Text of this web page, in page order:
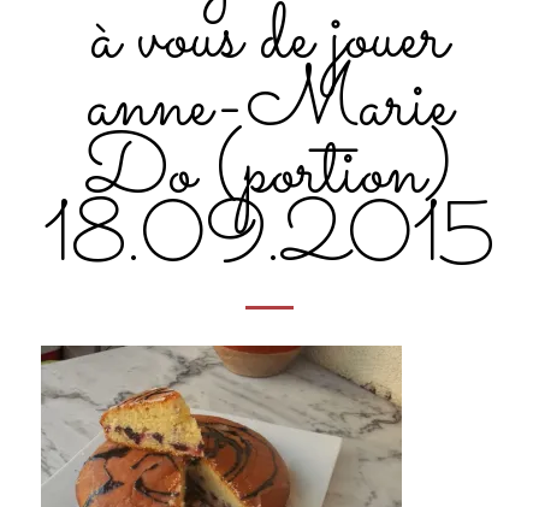
à vous de jouer
anne-Marie
Do (portion)
18.09.2015